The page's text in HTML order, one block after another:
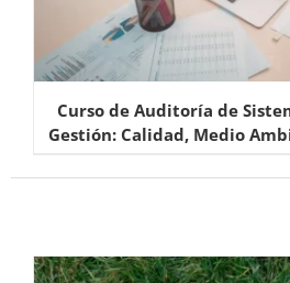
Curso de Auditoría de
Gestión: Calidad, Medio